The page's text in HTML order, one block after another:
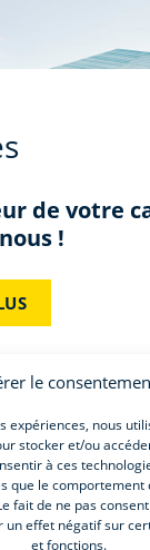
le
expériences, nous
stocker et/ou
à ces
que le comportement
fait de ne pas
un effet négatif sur
et fonctions.
de votre
!
Industry
Life Science